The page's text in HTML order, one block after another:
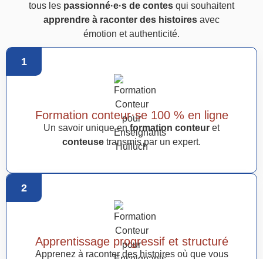
tous les passionné·e·s de contesqui souhaitent
apprendre à raconter des histoiresavec
émotion et authenticité.
1
Formation conteur·se 100 % en ligne
Un savoir unique en formation conteur et
conteuse transmis par un expert.
2
Apprentissage progressif et structuré
Apprenez à raconter des histoires où que vous